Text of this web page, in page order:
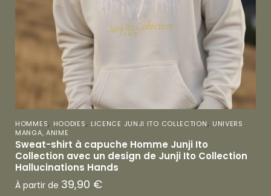
HOMMES, HOODIES, LICENCE JUNJI ITO COLLECTION, UNIVERS
MANGA, ANIME
Sweat-shirt à capuche Homme Junji Ito
Collection avec un design de Junji Ito Collection
Hallucinations Hands
À partir de 39,90 €